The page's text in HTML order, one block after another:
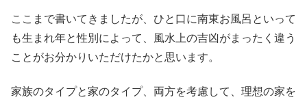
ここまで書いてきましたが、ひと口に南東お風呂といって
も生まれ年と性別によって、風水上の吉凶がまったく違う
ことがお分かりいただけたかと思います。
家族のタイプと家のタイプ、両方を考慮して、理想の家を